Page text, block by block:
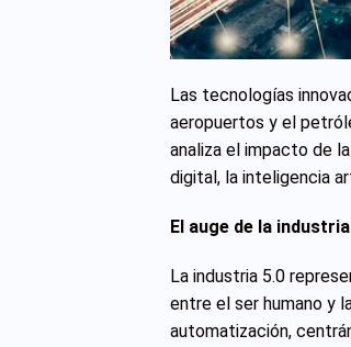
Las tecnologías
aeropuertos y el
analiza el impacto de
digital, la inteligencia
El auge de la
La industria 5.0
entre el ser humano y
automatización,